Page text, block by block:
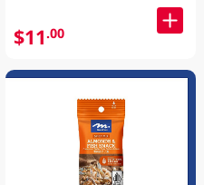
$11.00